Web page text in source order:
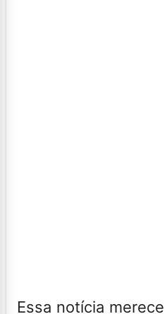
Essa notícia